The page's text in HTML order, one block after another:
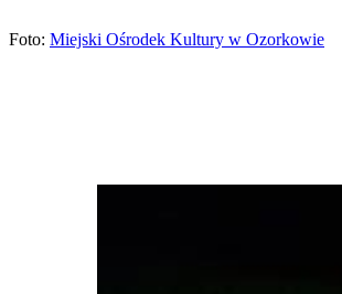
Foto: Miejski Ośrodek Kultury w Ozorkowie